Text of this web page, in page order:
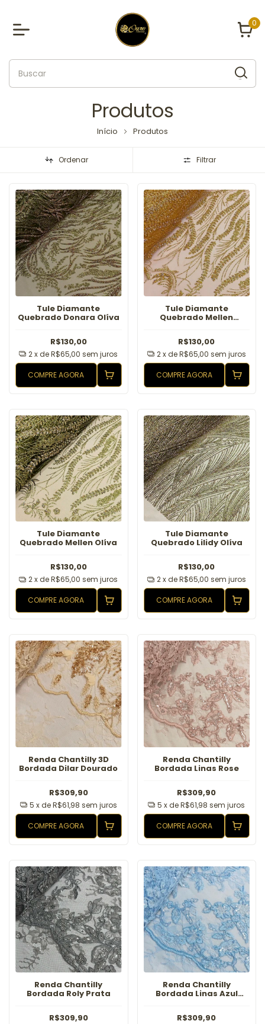
0
Produtos
Início Produtos
Ordenar Filtrar
Tule Diamante
Quebrado Donara Olíva
R$130,00
2x deR$65,00 sem juros
COMPRE AGORA
Tule Diamante
Quebrado Mellen
R$130,00
2x deR$65,00 sem juros
COMPRE AGORA
Tule Diamante
Quebrado Mellen Olíva
R$130,00
2x deR$65,00 sem juros
COMPRE AGORA
Tule Diamante
Quebrado Lilidy Olíva
R$130,00
2x deR$65,00 sem juros
COMPRE AGORA
Renda Chantilly 3D
Bordada Dilar Dourado
R$309,90
5 x deR$61,98 sem juros
COMPRE AGORA
Renda Chantilly
Bordada Linas Rose
R$309,90
5 x deR$61,98 sem juros
COMPRE AGORA
Renda Chantilly
Bordada Roly Prata
R$309,90
Renda Chantilly
Bordada Linas Azul
R$309,90